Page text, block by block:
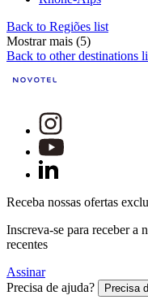
Back to Regiões list
Mostrar mais (5)
Back to other destinations
Receba nossas ofertas
Inscreva-se para receber a
recentes
Assinar
Precisa de ajuda?
Precisa